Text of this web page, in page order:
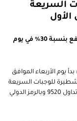
السريعة
سعر سهم شركة مطاعم الوجبات السريعة ارتفع بنسبة 30٪ في يوم
بدأ يوم الأربعاء الموافق
الشطيرة للوجبات السريعة
"برغرايززر" في السوق الموازية السعودية "نمو" برمز تداول 9520 وبالرمز الدولي